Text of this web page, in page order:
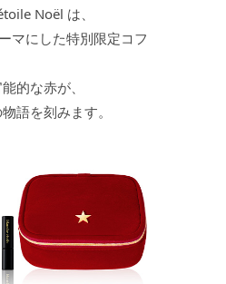
Noël は、
マにした特別限定コフ
的な赤が、
語を刻みます。
もおすすめ